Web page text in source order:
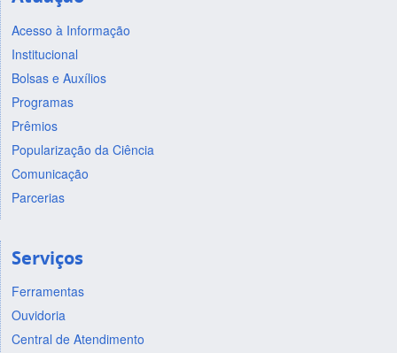
Acesso à Informação
Institucional
Bolsas e Auxílios
Programas
Prêmios
Popularização da Ciência
Comunicação
Parcerias
Serviços
Ferramentas
Ouvidoria
Central de Atendimento